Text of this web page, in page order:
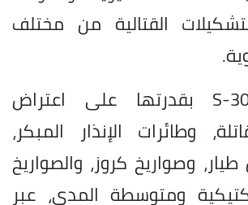
القتالية من مختلف
وتتميز S-300VM بقدرتها على اعتراض
وطائرات الإنذار المبكر،
وصواريخ كروز، والصواريخ
ومتوسطة المدى، عبر